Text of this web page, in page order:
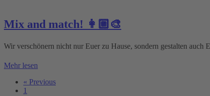
Mix and match! 👩🏼‍🎨
Wir verschönern nicht nur Euer zu Hause, sondern gestalten
Mehr lesen
« Previous
1